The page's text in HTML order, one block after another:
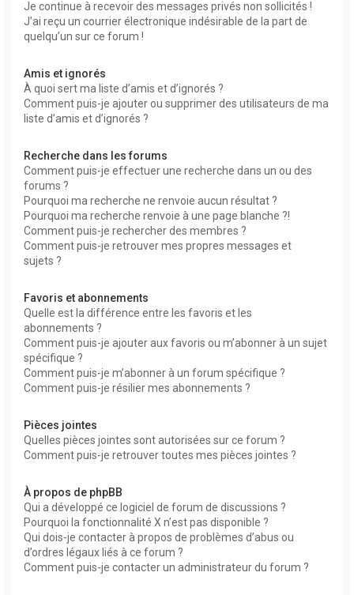
Je continue à recevoir des messages privés non sollicités !
J’ai reçu un courrier électronique indésirable de la part de
quelqu’un sur ce forum !
Amis et ignorés
À quoi sert ma liste d’amis et d’ignorés ?
Comment puis-je ajouter ou supprimer des utilisateurs de ma
liste d’amis et d’ignorés ?
Recherche dans les forums
Comment puis-je effectuer une recherche dans un ou des
forums ?
Pourquoi ma recherche ne renvoie aucun résultat ?
Pourquoi ma recherche renvoie à une page blanche ?!
Comment puis-je rechercher des membres ?
Comment puis-je retrouver mes propres messages et
sujets ?
Favoris et abonnements
Quelle est la différence entre les favoris et les
abonnements ?
Comment puis-je ajouter aux favoris ou m’abonner à un sujet
spécifique ?
Comment puis-je m’abonner à un forum spécifique ?
Comment puis-je résilier mes abonnements ?
Pièces jointes
Quelles pièces jointes sont autorisées sur ce forum ?
Comment puis-je retrouver toutes mes pièces jointes ?
À propos de phpBB
Qui a développé ce logiciel de forum de discussions ?
Pourquoi la fonctionnalité X n’est pas disponible ?
Qui dois-je contacter à propos de problèmes d’abus ou
d’ordres légaux liés à ce forum ?
Comment puis-je contacter un administrateur du forum ?